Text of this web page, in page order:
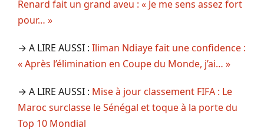
Renard fait un grand aveu : « Je me sens assez fort
pour… »
→ A LIRE AUSSI : Iliman Ndiaye fait une confidence :
« Après l’élimination en Coupe du Monde, j’ai… »
→ A LIRE AUSSI : Mise à jour classement FIFA : Le
Maroc surclasse le Sénégal et toque à la porte du
Top 10 Mondial